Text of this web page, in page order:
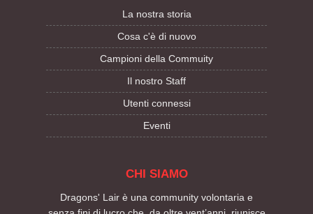
La nostra storia
Cosa c'è di nuovo
Campioni della Commuity
Il nostro Staff
Utenti connessi
Eventi
CHI SIAMO
Dragons' Lair è una community volontaria e